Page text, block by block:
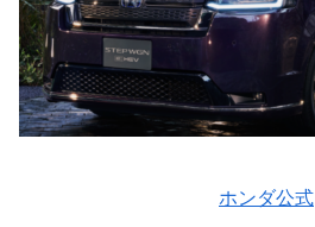
ホンダ公式